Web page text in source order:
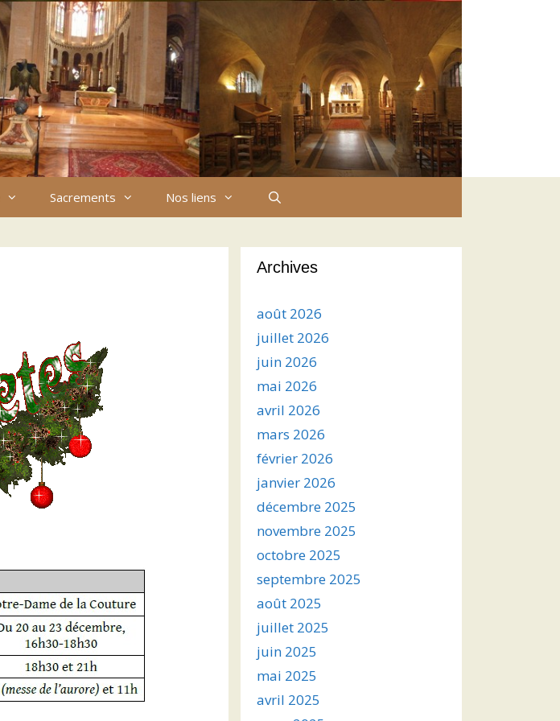
Sacrements
Nos liens
Archives
août 2026
juillet 2026
juin 2026
mai 2026
avril 2026
mars 2026
février 2026
janvier 2026
décembre 2025
novembre 2025
octobre 2025
septembre 2025
août 2025
juillet 2025
juin 2025
mai 2025
avril 2025